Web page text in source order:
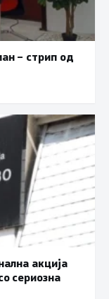
– стрип од
акција
сериозна